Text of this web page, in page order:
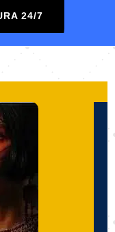
24/7